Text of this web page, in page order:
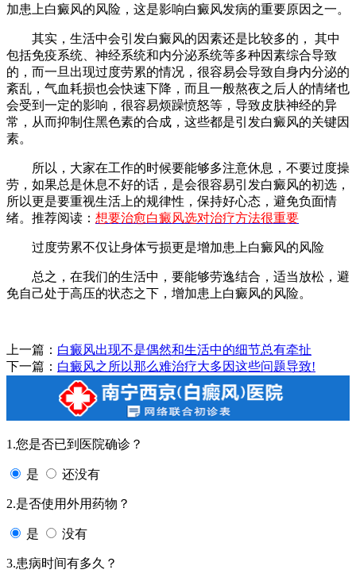
加患上白癜风的风险，这是影响白癜风发病的重要原因之一。
其实，生活中会引发白癜风的因素还是比较多的， 其中
包括免疫系统、神经系统和内分泌系统等多种因素综合导致
的，而一旦出现过度劳累的情况，很容易会导致自身内分泌的
紊乱，气血耗损也会快速下降，而且一般熬夜之后人的情绪也
会受到一定的影响，很容易烦躁愤怒等，导致皮肤神经的异
常，从而抑制住黑色素的合成，这些都是引发白癜风的关键因
素。
所以，大家在工作的时候要能够多注意休息，不要过度操
劳，如果总是休息不好的话，是会很容易引发白癜风的初选，
所以更是要重视生活上的规律性，保持好心态，避免负面情
绪。推荐阅读： 想要治愈白癜风选对治疗方法很重要
过度劳累不仅让身体亏损更是增加患上白癜风的风险
总之，在我们的生活中，要能够劳逸结合，适当放松，避
免自己处于高压的状态之下，增加患上白癜风的风险。
上一篇： 白癜风出现不是偶然和生活中的细节总有牵扯
下一篇： 白癜风之所以那么难治疗大多因这些问题导致!
1.您是否已到医院确诊？
是 还没有
2.是否使用外用药物？
是 没有
3.患病时间有多久？